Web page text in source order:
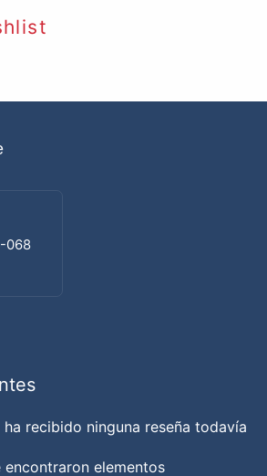
068
recibido ninguna reseña todavía
encontraron elementos